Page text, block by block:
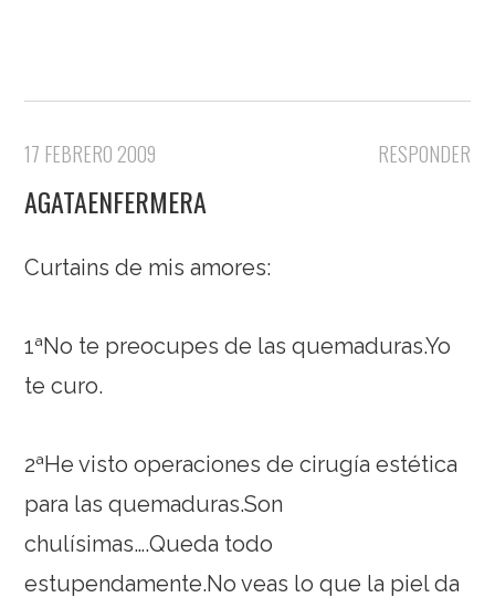
RESPONDER
17 FEBRERO 2009
AGATAENFERMERA
Curtains de mis amores:
1ªNo te preocupes de las quemaduras.Yo
te curo.
2ªHe visto operaciones de cirugía estética
para las quemaduras.Son
chulísimas….Queda todo
estupendamente.No veas lo que la piel da